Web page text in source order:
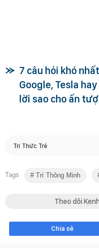
7 câu hỏi khó
Google, Tesla
lời sao cho ấn
Tri Thức Trẻ
Tags Trí Thông Minh
Theo dõi
Chia sẻ